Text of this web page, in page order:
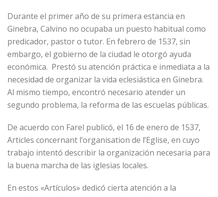
Durante el primer año de su primera estancia en
Ginebra, Calvino no ocupaba un puesto habitual como
predicador, pastor o tutor. En febrero de 1537, sin
embargo, el gobierno de la ciudad le otorgó ayuda
económica. Prestó su atención práctica e inmediata a la
necesidad de organizar la vida eclesiástica en Ginebra.
Al mismo tiempo, encontró necesario atender un
segundo problema, la reforma de las escuelas públicas.
De acuerdo con Farel publicó, el 16 de enero de 1537,
Articles concernant l’organisation de l’Eglise, en cuyo
trabajo intentó describir la organización necesaria para
la buena marcha de las iglesias locales.
En estos «Artículos» dedicó cierta atención a la